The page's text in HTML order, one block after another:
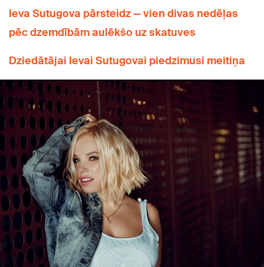
Ieva Sutugova pārsteidz — vien divas nedēļas
pēc dzemdībām aulēkšo uz skatuves
Dziedātājai Ievai Sutugovai piedzimusi meitiņa